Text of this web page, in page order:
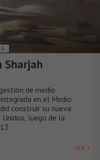
Sharjah
de medio
en el Medio
construir su nueva
Unidos, luego de la
VER +